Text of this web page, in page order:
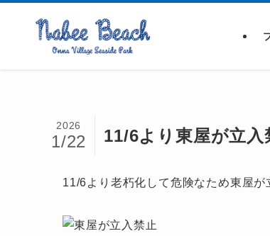
11/6より東屋が立
2026
1/22
11/6より老朽化して危険なため東屋が